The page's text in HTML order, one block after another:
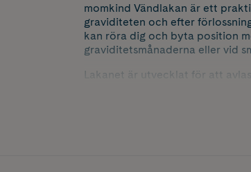
momkind Vändlakan är ett
graviditeten och efter
kan röra dig och byta position
graviditetsmånaderna eller vid
Lakanet är utvecklat för att
Efter förlossning eller